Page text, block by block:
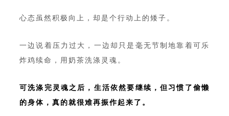
心态虽然积极向上，却是个行动上的矮子。
一边说着压力过大，一边却只是毫无节制地靠着可乐
炸鸡续命，用奶茶洗涤灵魂。
可洗涤完灵魂之后，生活依然要继续，但习惯了偷懒
的身体，真的就很难再振作起来了。